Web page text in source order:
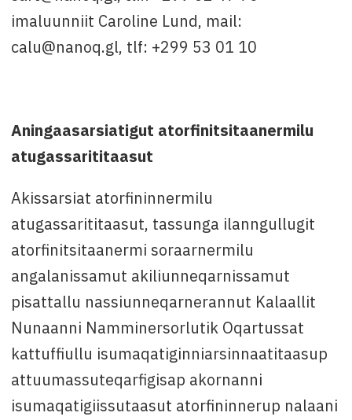
imaluunniit Caroline Lund, mail:
calu@nanoq.gl, tlf: +299 53 01 10
Aningaasarsiatigut atorfinitsitaanermilu
atugassarititaasut
Akissarsiat atorfininnermilu
atugassarititaasut, tassunga ilanngullugit
atorfinitsitaanermi soraarnermilu
angalanissamut akiliunneqarnissamut
pisattallu nassiunneqarnerannut Kalaallit
Nunaanni Namminersorlutik Oqartussat
kattuffiullu isumaqatiginniarsinnaatitaasup
attuumassuteqarfigisap akornanni
isumaqatigiissutaasut atorfininnerup nalaani